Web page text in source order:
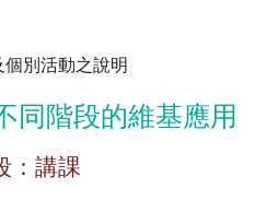
別活動之說明
階段的維基應用
：講課